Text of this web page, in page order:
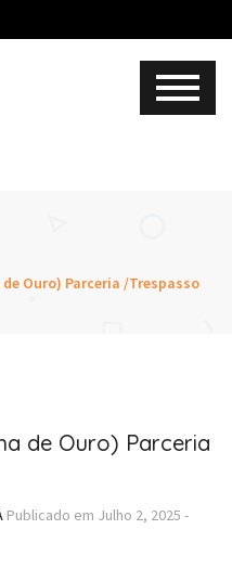
Ouro) Parceria /Trespasso
de Ouro) Parceria
Publicado em Julho 2, 2025 -